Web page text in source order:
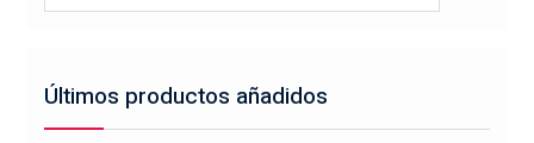
Últimos productos añadidos